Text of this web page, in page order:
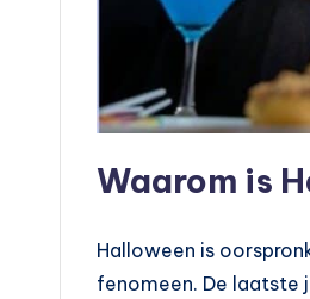
Waarom is
Halloween is
fenomeen. De laatste